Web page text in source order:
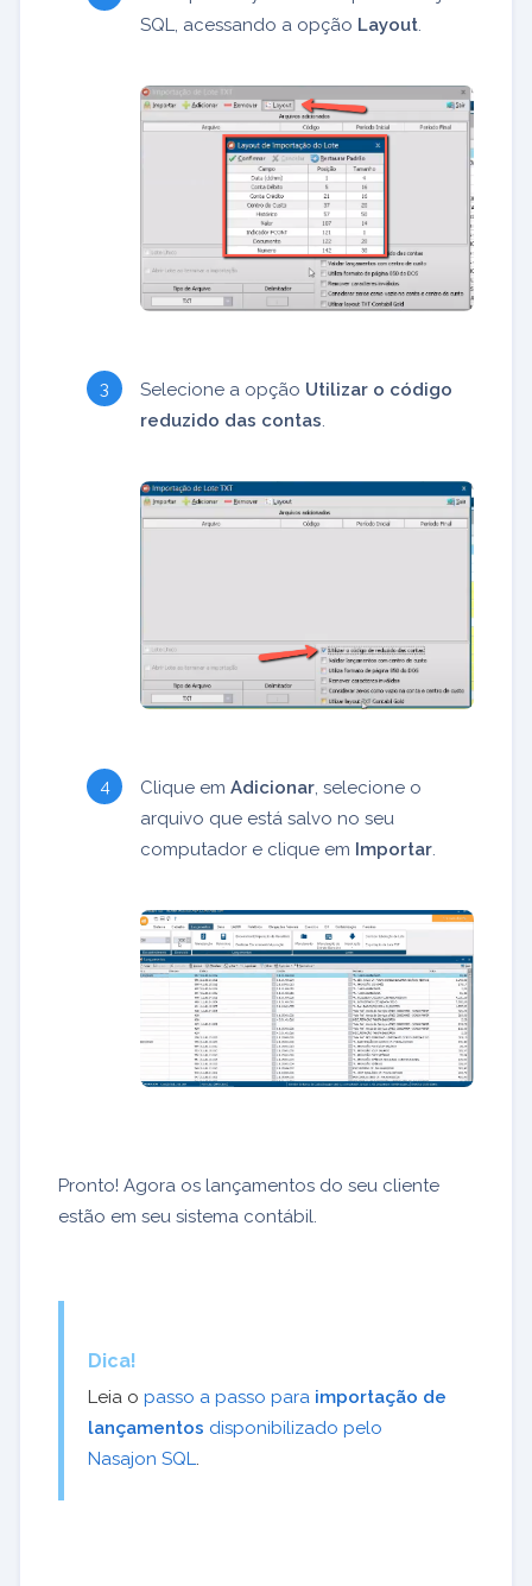
SQL, acessando a opção Layout.
Selecione a opção Utilizar o código
reduzido das contas.
Clique em Adicionar, selecione o
arquivo que está salvo no seu
computador e clique em Importar.
Pronto! Agora os lançamentos do seu cliente
estão em seu sistema contábil.
Dica!
Leia o passo a passo para importação de
lançamentos disponibilizado pelo
Nasajon SQL.